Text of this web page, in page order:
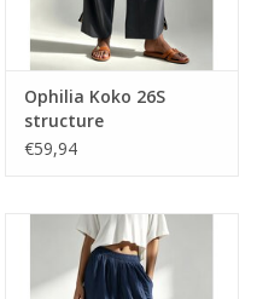
Ophilia Koko 26S
structure
€59,94